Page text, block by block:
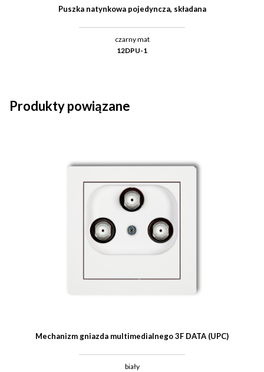
Puszka natynkowa pojedyncza, składana
czarny mat
12DPU-1
Produkty powiązane
Mechanizm gniazda multimedialnego 3F DATA (UPC)
biały